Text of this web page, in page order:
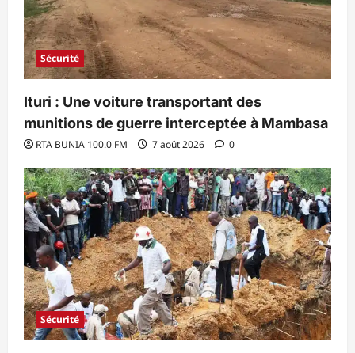
Sécurité
Ituri : Une voiture transportant des
munitions de guerre interceptée à Mambasa
RTA BUNIA 100.0 FM 7 août 2026 0
Sécurité